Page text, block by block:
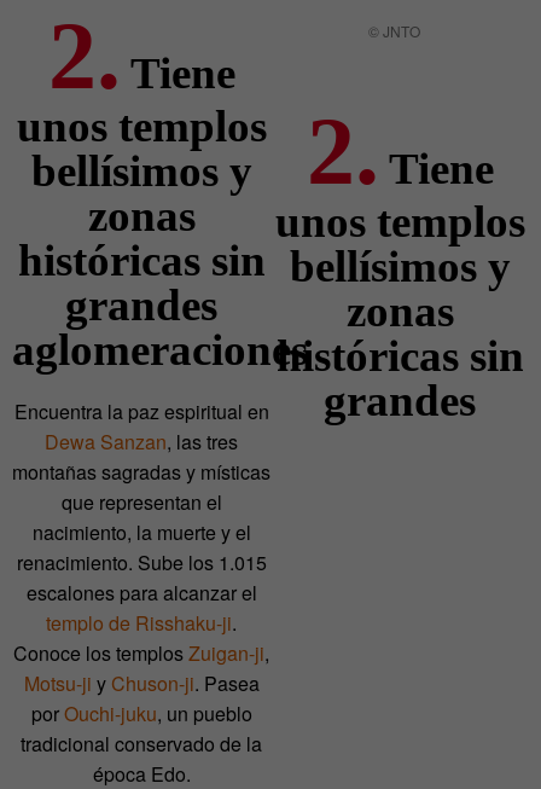
© JNTO
2. Tiene
unos templos
bellísimos y
zonas
históricas sin
grandes
aglomeraciones
Encuentra la paz espiritual en
Dewa Sanzan, las tres
montañas sagradas y místicas
que representan el
nacimiento, la muerte y el
renacimiento. Sube los 1.015
escalones para alcanzar el
templo de Risshaku-ji.
Conoce los templosZuigan-ji,
Motsu-ji y Chuson-ji. Pasea
porOuchi-juku, un pueblo
tradicional conservado de la
época Edo.
2. Tiene
unos templos
bellísimos y
zonas
históricas sin
grandes